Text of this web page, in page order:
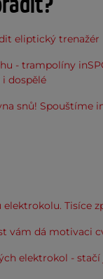
eliptický trenažér
- trampolíny
i dospělé
snů! Spouštíme
elektrokolu. Tisíce
vám dá motivaci
elektrokol -